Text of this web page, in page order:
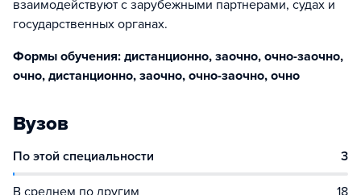
взаимодействуют с зарубежными партнерами, судах и
государственных органах.
Формы обучения: дистанционно, заочно, очно-заочно,
очно, дистанционно, заочно, очно-заочно, очно
Вузов
По этой специальности 3
В среднем по другим 18